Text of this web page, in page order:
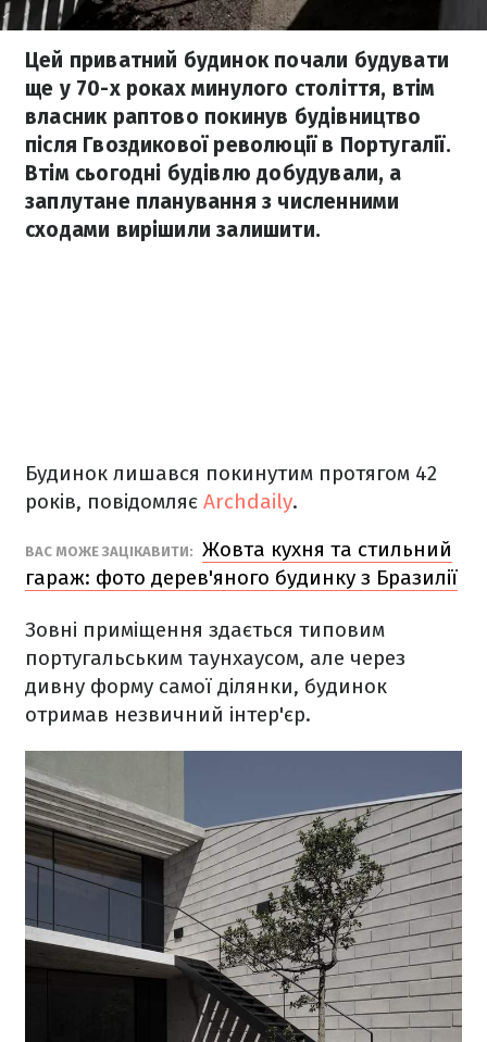
Цей приватний будинок почали будувати
ще у 70-х роках минулого століття, втім
власник раптово покинув будівництво
після Гвоздикової революції в Португалії.
Втім сьогодні будівлю добудували, а
заплутане планування з численними
сходами вирішили залишити.
Будинок лишався покинутим протягом 42
років, повідомляє Archdaily.
ВАС МОЖЕ ЗАЦІКАВИТИ: Жовта кухня та стильний
гараж: фото дерев'яного будинку з Бразилії
Зовні приміщення здається типовим
португальським таунхаусом, але через
дивну форму самої ділянки, будинок
отримав незвичний інтер'єр.